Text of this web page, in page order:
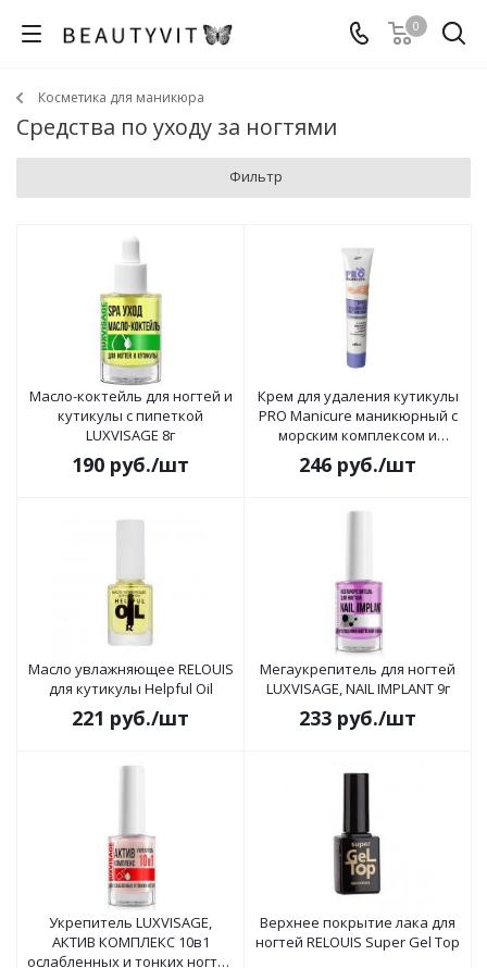
0
Косметика для маникюра
Средства по уходу за ногтями
Фильтр
Масло-коктейль для ногтей и
кутикулы с пипеткой
LUXVISAGE 8г
190 руб./шт
Крем для удаления кутикулы
PRO Manicure маникюрный с
морским комплексом и
маслом лаванды 50 мл
246 руб./шт
Масло увлажняющее RELOUIS
для кутикулы Helpful Oil
221 руб./шт
Мегаукрепитель для ногтей
LUXVISAGE, NAIL IMPLANT 9г
233 руб./шт
Укрепитель LUXVISAGE,
АКТИВ КОМПЛЕКС 10в1
ослабленных и тонких ногтей
Верхнее покрытие лака для
ногтей RELOUIS Super Gel Top